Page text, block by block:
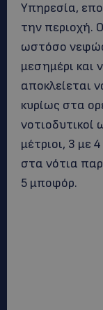
Υπηρεσία,
την περιοχή.
ωστόσο
μεσημέρι και
αποκλείεται
κυρίως στα
νοτιοδυτικοί
μέτριοι, 3 με
στα νότια
5 μποφόρ.